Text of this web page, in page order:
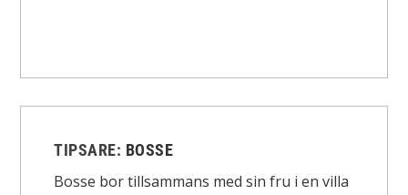
TIPSARE: BOSSE
Bosse bor tillsammans med sin fru i en villa